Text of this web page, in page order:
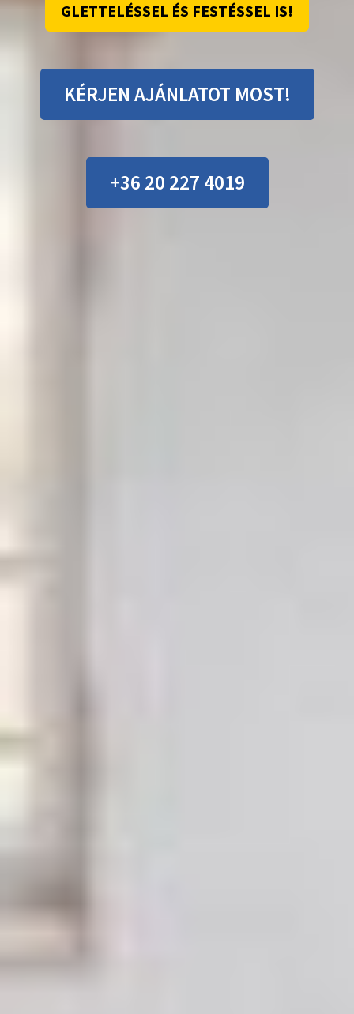
GLETTELÉSSEL ÉS FESTÉSSEL IS!
KÉRJEN AJÁNLATOT MOST!
+36 20 227 4019